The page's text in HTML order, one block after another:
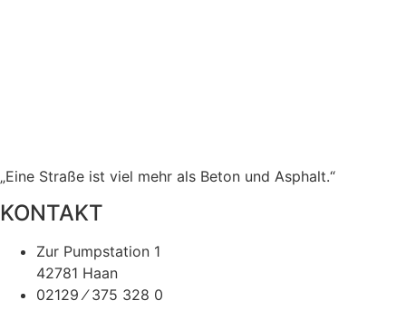
„Eine Straße ist viel mehr als Beton und Asphalt.“
KONTAKT
Zur Pumpstation 1
42781 Haan
02129 ⁄ 375 328 0